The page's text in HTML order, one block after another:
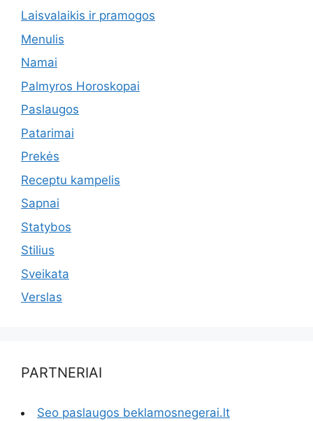
Laisvalaikis ir pramogos
Menulis
Namai
Palmyros Horoskopai
Paslaugos
Patarimai
Prekės
Receptu kampelis
Sapnai
Statybos
Stilius
Sveikata
Verslas
PARTNERIAI
Seo paslaugos beklamosnegerai.lt